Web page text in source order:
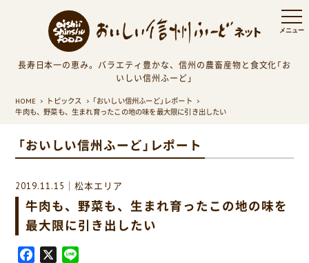
長寿日本一の恵み。バラエティ豊かな、信州の農畜産物と食文化「お
いしい信州ふーど」
HOME トピックス
「おいしい信州ふーど」レポート
牛肉も、野菜も、生まれ育ったこの地の味を最大限に引き出したい
「おいしい信州ふーど」レポート
2019.11.15｜松本エリア
牛肉も、野菜も、生まれ育ったこの地の味を
最大限に引き出したい
X